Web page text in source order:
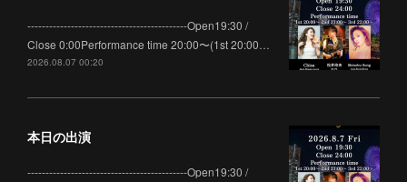
--------------------------------------------Open19:30 /
Close 0:00Performance time 20:00〜(1st 20:00…
2026.08.07 00:20
本日の出演
--------------------------------------------Open19:30 /